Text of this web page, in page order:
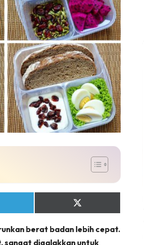
Login|Register
Share
on
(Twitter)
berat badan lebih cepat.
sangat digalakkan untuk